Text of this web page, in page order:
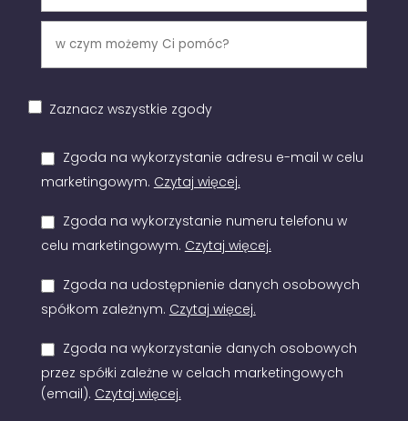
Zaznacz wszystkie zgody
Zgoda na wykorzystanie adresu e-mail w celu
marketingowym. Czytaj więcej.
Zgoda na wykorzystanie numeru telefonu w
celu marketingowym. Czytaj więcej.
Zgoda na udostępnienie danych osobowych
spółkom zależnym. Czytaj więcej.
Zgoda na wykorzystanie danych osobowych
przez spółki zależne w celach marketingowych
(email). Czytaj więcej.